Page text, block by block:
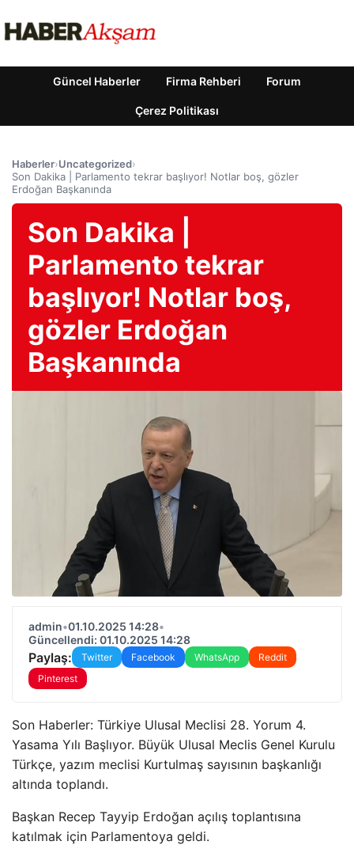
Güncel Haberler Firma Rehberi Forum
Çerez Politikası
Haberler›Uncategorized›
Son Dakika | Parlamento tekrar başlıyor! Notlar boş, gözler
Erdoğan Başkanında
Son Dakika |
Parlamento tekrar
başlıyor! Notlar boş,
gözler Erdoğan
Başkanında
admin•01.10.2025 14:28•
Güncellendi: 01.10.2025 14:28
Paylaş: Twitter Facebook WhatsApp
Reddit
Pinterest
Son Haberler: Türkiye Ulusal Meclisi 28. Yorum 4.
Yasama Yılı Başlıyor. Büyük Ulusal Meclis Genel Kurulu
Türkçe, yazım meclisi Kurtulmaş sayısının başkanlığı
altında toplandı.
Başkan Recep Tayyip Erdoğan açılış toplantısına
katılmak için Parlamentoya geldi.